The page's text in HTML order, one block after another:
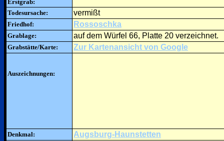
Erstgrab:
Todesursache:
vermißt
Friedhof: Rossoschka
Grablage: auf dem Würfel 66, Platte 20 verzeichnet.
Grabstätte/Karte: Zur Kartenansicht von Google
Auszeichnungen:
Denkmal: Augsburg-Haunstetten